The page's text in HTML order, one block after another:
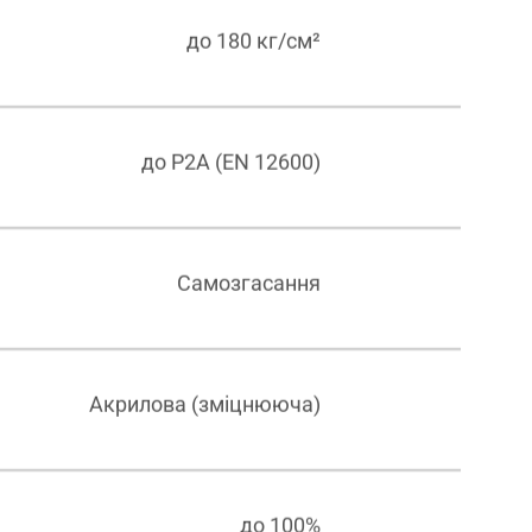
до 180 кг/см²
до P2A (EN 12600)
Самозгасання
Акрилова (зміцнююча)
до 100%